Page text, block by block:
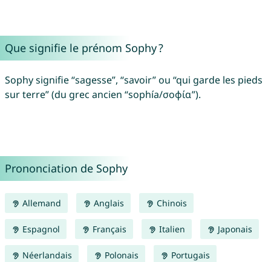
Que signifie le prénom Sophy ?
Sophy signifie “sagesse”, “savoir” ou “qui garde les pieds
sur terre” (du grec ancien “sophía/σοφία”).
Prononciation de Sophy
Allemand Anglais Chinois
Espagnol Français Italien Japonais
Néerlandais Polonais Portugais